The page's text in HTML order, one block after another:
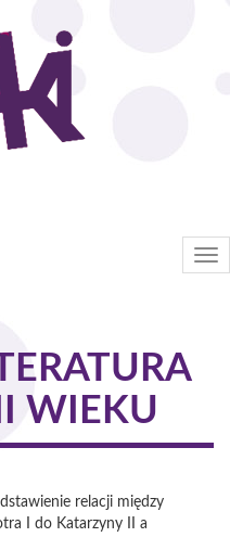
WIEKU
relacji między
I do Katarzyny II a